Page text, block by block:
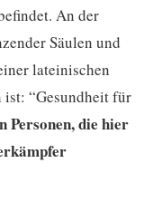
An der
Säulen und
lateinischen
“Gesundheit für
Personen, die hier